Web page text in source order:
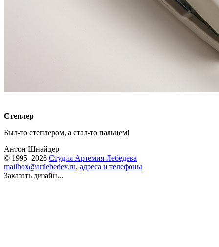
Степлер
Был-то степлером, а стал-то пальцем!
Антон Шнайдер
© 1995–2026 Студия Артемия Лебедева
mailbox@artlebedev.ru, адреса и телефоны
Заказать дизайн...